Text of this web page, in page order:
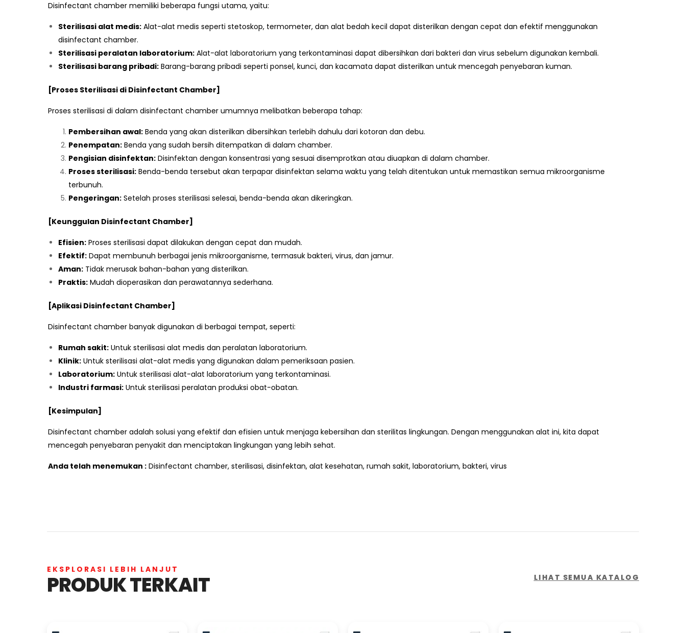
Disinfectant chamber memiliki beberapa fungsi utama, yaitu:
Sterilisasi alat medis: Alat-alat medis seperti stetoskop, termometer, dan alat bedah kecil dapat disterilkan dengan cepat dan efektif menggunakan
disinfectant chamber.
Sterilisasi peralatan laboratorium: Alat-alat laboratorium yang terkontaminasi dapat dibersihkan dari bakteri dan virus sebelum digunakan kembali.
Sterilisasi barang pribadi: Barang-barang pribadi seperti ponsel, kunci, dan kacamata dapat disterilkan untuk mencegah penyebaran kuman.
[Proses Sterilisasi di Disinfectant Chamber]
Proses sterilisasi di dalam disinfectant chamber umumnya melibatkan beberapa tahap:
Pembersihan awal: Benda yang akan disterilkan dibersihkan terlebih dahulu dari kotoran dan debu.
Penempatan: Benda yang sudah bersih ditempatkan di dalam chamber.
Pengisian disinfektan: Disinfektan dengan konsentrasi yang sesuai disemprotkan atau diuapkan di dalam chamber.
Proses sterilisasi: Benda-benda tersebut akan terpapar disinfektan selama waktu yang telah ditentukan untuk memastikan semua mikroorganisme
terbunuh.
Pengeringan: Setelah proses sterilisasi selesai, benda-benda akan dikeringkan.
[Keunggulan Disinfectant Chamber]
Efisien: Proses sterilisasi dapat dilakukan dengan cepat dan mudah.
Efektif: Dapat membunuh berbagai jenis mikroorganisme, termasuk bakteri, virus, dan jamur.
Aman: Tidak merusak bahan-bahan yang disterilkan.
Praktis: Mudah dioperasikan dan perawatannya sederhana.
[Aplikasi Disinfectant Chamber]
Disinfectant chamber banyak digunakan di berbagai tempat, seperti:
Rumah sakit: Untuk sterilisasi alat medis dan peralatan laboratorium.
Klinik: Untuk sterilisasi alat-alat medis yang digunakan dalam pemeriksaan pasien.
Laboratorium: Untuk sterilisasi alat-alat laboratorium yang terkontaminasi.
Industri farmasi: Untuk sterilisasi peralatan produksi obat-obatan.
[Kesimpulan]
Disinfectant chamber adalah solusi yang efektif dan efisien untuk menjaga kebersihan dan sterilitas lingkungan. Dengan menggunakan alat ini, kita dapat
mencegah penyebaran penyakit dan menciptakan lingkungan yang lebih sehat.
Anda telah menemukan : Disinfectant chamber, sterilisasi, disinfektan, alat kesehatan, rumah sakit, laboratorium, bakteri, virus
EKSPLORASI LEBIH LANJUT
PRODUK TERKAIT LIHAT SEMUA KATALOG